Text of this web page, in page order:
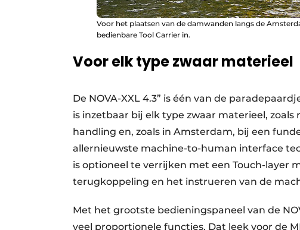
Voor het plaatsen van de damwanden langs de
bedienbare Tool Carrier in.
Voor elk type zwaar materieel
De NOVA-XXL 4.3” is één van de
is inzetbaar bij elk type zwaar materieel,
handling en, zoals in Amsterdam, bij een
allernieuwste machine-to-human interface
is optioneel te verrijken met een Touch-layer
terugkoppeling en het instrueren van de
Met het grootste bedieningspaneel van de
veel proportionele functies. Dat leek voor de